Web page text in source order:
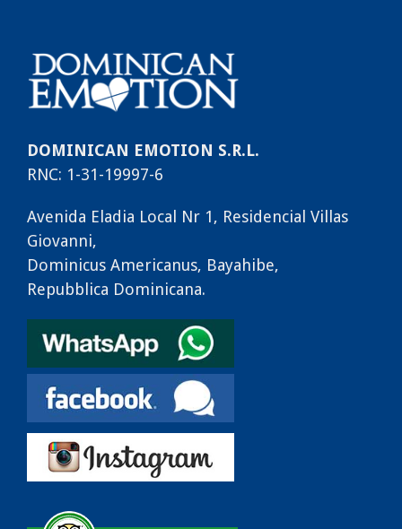
DOMINICAN EMOTION S.R.L.
RNC: 1-31-19997-6
Avenida Eladia Local Nr 1, Residencial Villas
Giovanni,
Dominicus Americanus, Bayahibe,
Repubblica Dominicana.